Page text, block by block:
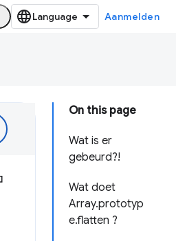
Aanmelden
On this page
Wat is er
gebeurd?!
Wat doet
Array.prototyp
e.flatten ?